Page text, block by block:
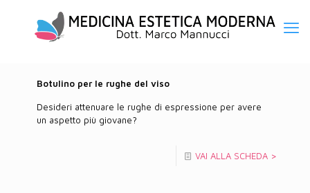
Botulino per le rughe del viso
Desideri attenuare le rughe di espressione per avere
un aspetto più giovane?
VAI ALLA SCHEDA >